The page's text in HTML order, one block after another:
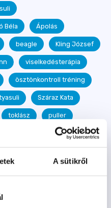
A sütikről
Béla Ápolás
beagle Kling József
viselkedésterápia
ösztönkontroll tréning
Száraz Kata
toklász puller